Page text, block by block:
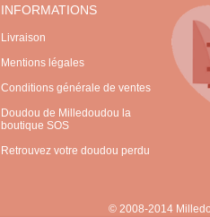
INFORMATIONS
Livraison
Mentions légales
Conditions générale de ventes
Doudou de Milledoudou la
boutique SOS
Retrouvez votre doudou perdu
© 2008-2014